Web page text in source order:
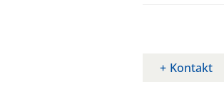
Kontakt